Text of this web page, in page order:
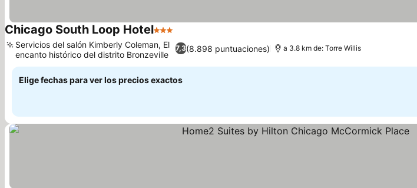
Chicago South Loop Hotel3 Estrellas
7,3(8.898 puntuaciones)
Servicios del salón Kimberly Coleman, El
encanto histórico del distrito Bronzeville
a 3.8 km de: Torre Willis
Elige fechas para ver los precios exactos